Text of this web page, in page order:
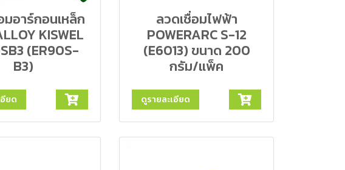
มอาร์กอนเหล็ก
KISWEL
(ER90S-
B3)
ยด
ลวดเชื่อมไฟฟ้า
POWERARC S-12
(E6013) ขนาด 200
กรัม/แพ็ค
ดูรายละเอียด